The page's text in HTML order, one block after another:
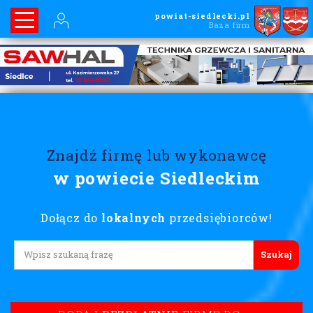
powiat-siedlecki.pl
Baza firm
Znajdź firmę lub wykonawcę
w powiecie Siedleckim
Dołącz do lokalnych przedsiębiorców!
Lorem ipsum